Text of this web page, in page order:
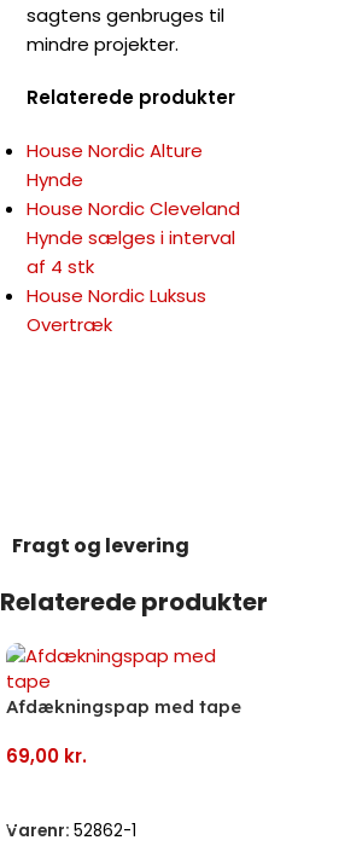
sagtens genbruges til
mindre projekter.
Relaterede produkter
House Nordic Alture
Hynde
House Nordic Cleveland
Hynde sælges i interval
af 4 stk
House Nordic Luksus
Overtræk
Fragt og levering
Relaterede produkter
Afdækningspap med tape
69,00 kr.
Varenr: 52862-1